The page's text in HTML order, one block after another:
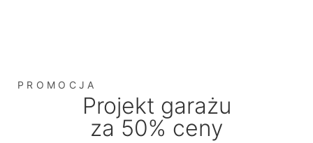
PROMOCJA
Projekt garażu
za 50% ceny